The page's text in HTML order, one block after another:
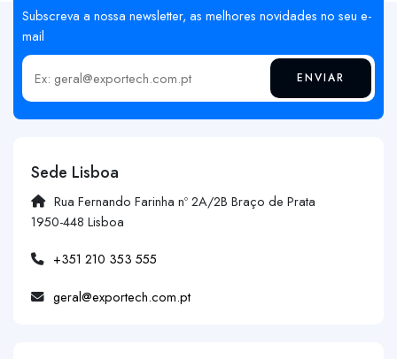
Subscreva a nossa newsletter, as melhores novidades no seu e-
mail
Insira o seu email ENVIAR
Sede Lisboa
Rua Fernando Farinha nº 2A/2B Braço de Prata
1950-448 Lisboa
+351 210 353 555
geral@exportech.com.pt